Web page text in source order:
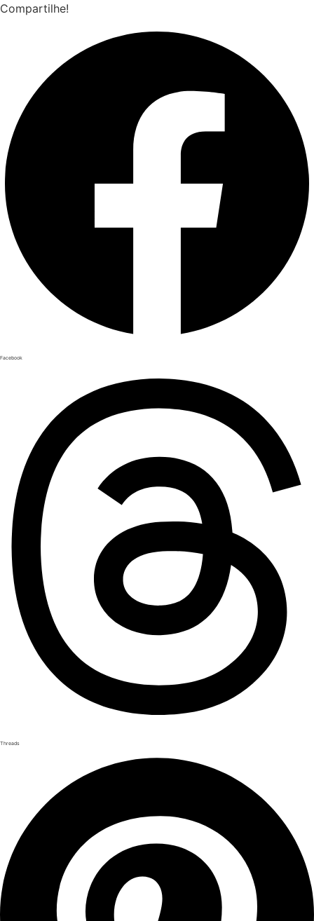
Compartilhe!
Facebook
Threads